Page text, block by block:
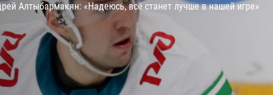
Трактор
Дивизион Чернышева
Авангард
Адмирал
КХЛ
Алтыбармакян: «Надеюсь, всё станет лучше в нашей игре»